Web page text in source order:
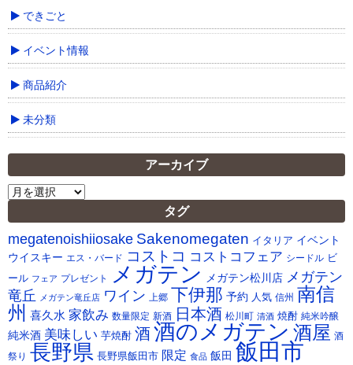
できごと
イベント情報
商品紹介
未分類
アーカイブ
ア
カ
イ
ブ
タグ
megatenoishiiosake Sakenomegaten イタリア イベント
ウイスキー エス・バード コストコ コストコフェア シードル ビ
ール フェア プレゼント メガテン メガテン松川店 メガテン
竜丘
メガテン竜丘店 ワイン 上郷 下伊那 予約 人気 信州 南信
州 喜久水 家飲み 数量限定 新酒 日本酒 松川町 清酒 焼酎 純米吟醸
純米酒 美味しい 芋焼酎 酒酒のメガテン 酒屋 酒
祭り 長野県 長野県飯田市 限定 食品 飯田 飯田市